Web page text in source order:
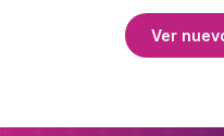
Ver